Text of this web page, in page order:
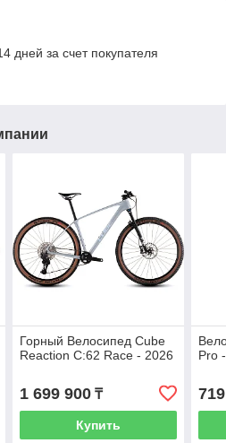
дней за счет покупателя
Горный Велосипед Cube
Reaction C:62 Race - 2026
1 699 900₸
Купить
Pro